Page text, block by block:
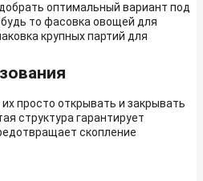
оптимальный вариант под
то фасовка овощей для
крупных партий для
просто открывать и закрывать
структура гарантирует
скопление